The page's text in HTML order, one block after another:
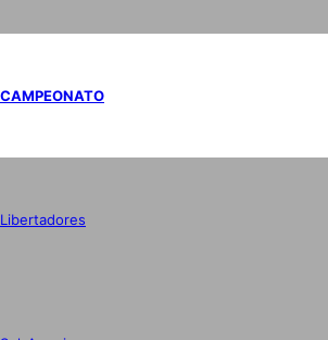
CAMPEONATO
Libertadores